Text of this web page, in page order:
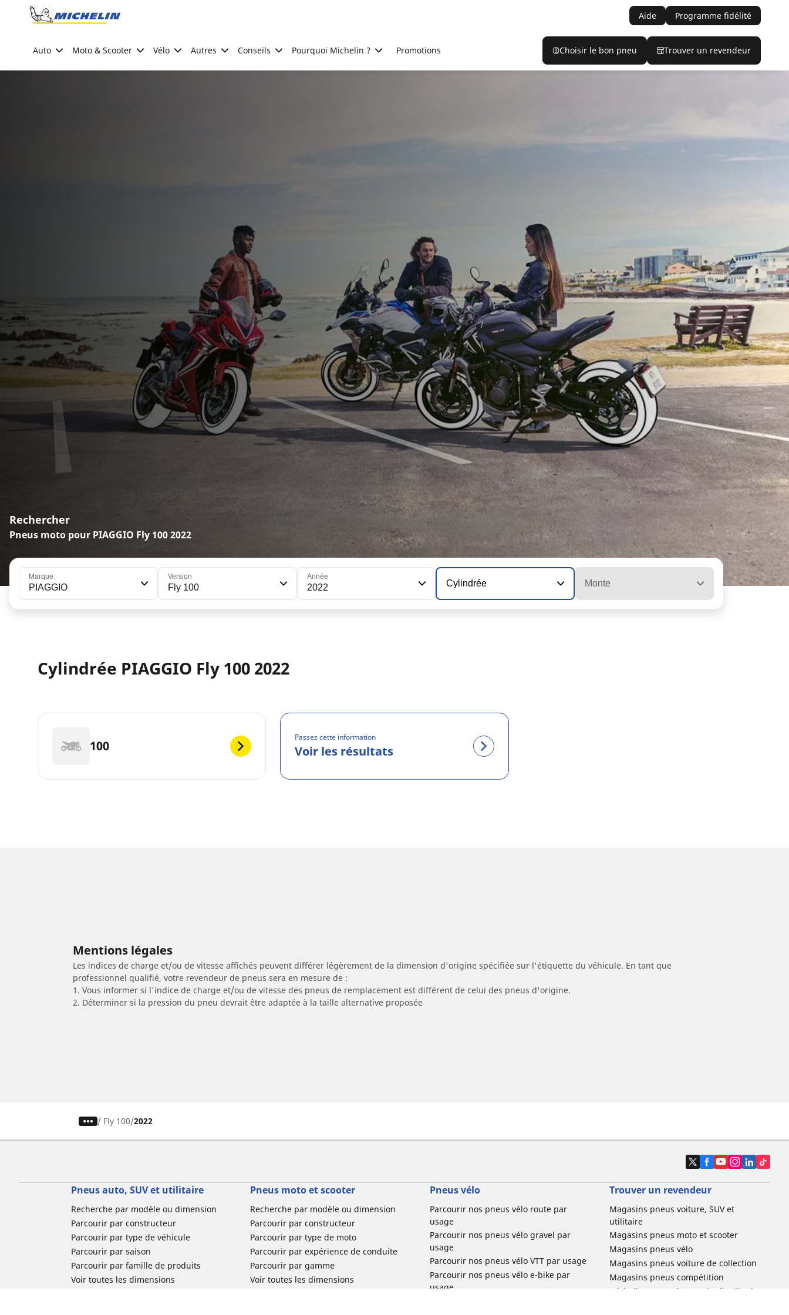
Go to page content
Aide Programme fidélité
Auto Moto & Scooter Vélo Autres Conseils Pourquoi Michelin ? Promotions Choisir le bon pneu Trouver un revendeur
Rechercher
Pneus moto pour PIAGGIO Fly 100 2022
Marque
PIAGGIO
Version
Fly 100
Année
2022 Cylindrée Monte
Cylindrée PIAGGIO Fly 100 2022
100
Passez cette information
Voir les résultats
Mentions légales
Les indices de charge et/ou de vitesse affichés peuvent différer légèrement de la dimension d'origine spécifiée sur l'étiquette du véhicule. En tant que
professionnel qualifié, votre revendeur de pneus sera en mesure de :
1. Vous informer si l'indice de charge et/ou de vitesse des pneus de remplacement est différent de celui des pneus d'origine.
2. Déterminer si la pression du pneu devrait être adaptée à la taille alternative proposée
/ Fly 100 2022
Pneus auto, SUV et utilitaire
Recherche par modèle ou dimension
Parcourir par constructeur
Parcourir par type de véhicule
Parcourir par saison
Parcourir par famille de produits
Voir toutes les dimensions
Pneus moto et scooter
Recherche par modèle ou dimension
Parcourir par constructeur
Parcourir par type de moto
Parcourir par expérience de conduite
Parcourir par gamme
Voir toutes les dimensions
Pneus vélo
Parcourir nos pneus vélo route par
usage
Parcourir nos pneus vélo gravel par
usage
Parcourir nos pneus vélo VTT par usage
Parcourir nos pneus vélo e-bike par
usage
Trouver un revendeur
Magasins pneus voiture, SUV et
utilitaire
Magasins pneus moto et scooter
Magasins pneus vélo
Magasins pneus voiture de collection
Magasins pneus compétition
Michelin et ses réseaux de distribution